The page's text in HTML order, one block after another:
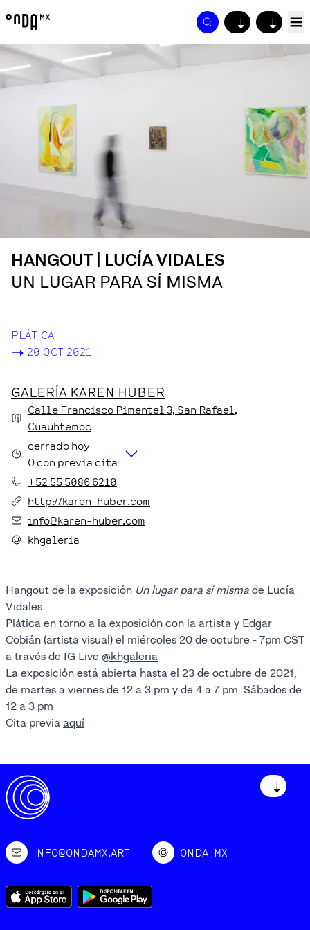
↓ ↓
HANGOUT | LUCÍA VIDALES
UN LUGAR PARA SÍ MISMA
PLÁTICA
-> 20 OCT 2021
GALERÍA KAREN HUBER
Calle Francisco Pimentel 3, San Rafael ,
Cuauhtemoc
cerrado hoy
O con previa cita
+52 55 5086 6210
http://karen-huber.com
info@karen-huber.com
khgaleria
Hangout de la exposición Un lugar para sí misma de Lucía
Vidales.
Plática en torno a la exposición con la artista y Edgar
Cobián (artista visual) el miércoles 20 de octubre - 7pm CST
a través de IG Live @khgaleria
La exposición está abierta hasta el 23 de octubre de 2021,
de martes a viernes de 12 a 3 pm y de 4 a 7 pm Sábados de
12 a 3 pm
Cita previa aquí
↓
INFO@ONDAMX.ART ONDA_MX